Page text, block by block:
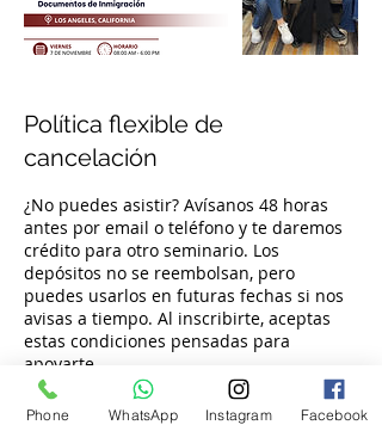
Política flexible de
cancelación
¿No puedes asistir? Avísanos 48 horas
antes por email o teléfono y te daremos
crédito para otro seminario. Los
depósitos no se reembolsan, pero
puedes usarlos en futuras fechas si nos
avisas a tiempo. Al inscribirte, aceptas
estas condiciones pensadas para
apoyarte.
Phone WhatsApp Instagram Facebook